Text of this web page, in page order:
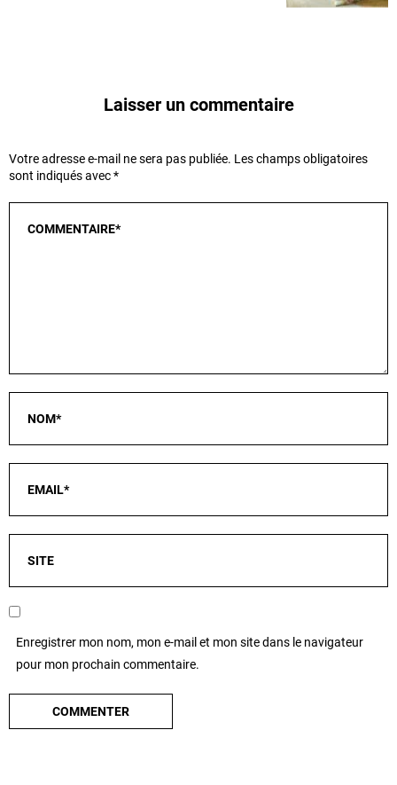
Laisser un commentaire
Votre adresse e-mail ne sera pas publiée. Les champs obligatoires
sont indiqués avec*
Enregistrer mon nom, mon e-mail et mon site dans le navigateur
pour mon prochain commentaire.